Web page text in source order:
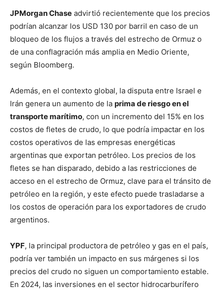
JPMorgan Chase advirtió recientemente que los precios
podrían alcanzar los USD 130 por barril en caso de un
bloqueo de los flujos a través del estrecho de Ormuz o
de una conflagración más amplia en Medio Oriente,
según Bloomberg.
Además, en el contexto global, la disputa entre Israel e
Irán genera un aumento de la prima de riesgo en el
transporte marítimo, con un incremento del 15% en los
costos de fletes de crudo, lo que podría impactar en los
costos operativos de las empresas energéticas
argentinas que exportan petróleo. Los precios de los
fletes se han disparado, debido a las restricciones de
acceso en el estrecho de Ormuz, clave para el tránsito de
petróleo en la región, y este efecto puede trasladarse a
los costos de operación para los exportadores de crudo
argentinos.
YPF, la principal productora de petróleo y gas en el país,
podría ver también un impacto en sus márgenes si los
precios del crudo no siguen un comportamiento estable.
En 2024, las inversiones en el sector hidrocarburífero